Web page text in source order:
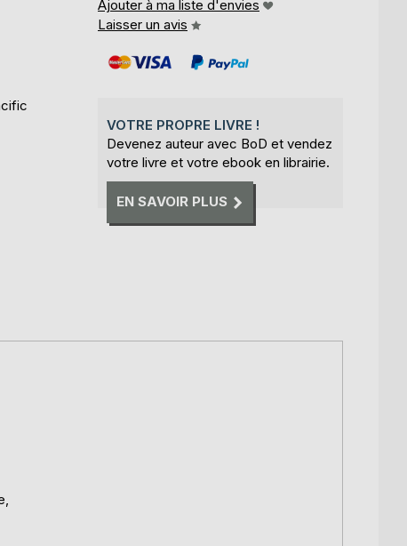
Ajouter à ma liste d'envies
Laisser un avis
VOTRE PROPRE LIVRE !
Devenez auteur avec BoD et vendez
votre livre et votre ebook en librairie.
EN SAVOIR PLUS